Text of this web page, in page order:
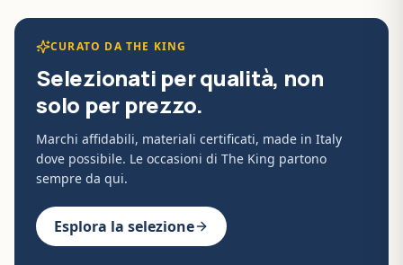
CURATO DA THE KING
Selezionati per qualità, non
solo per prezzo.
Marchi affidabili, materiali certificati, made in Italy
dove possibile. Le occasioni di The King partono
sempre da qui.
Esplora la selezione